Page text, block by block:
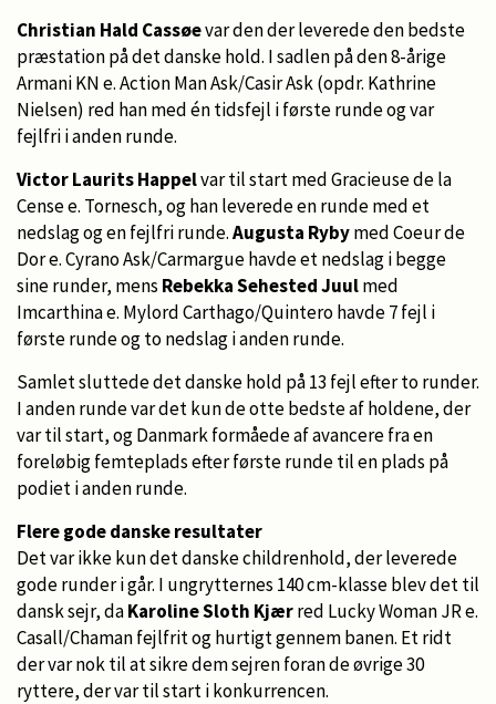
Christian Hald Cassøevar den der leverede den bedste
præstation på det danske hold. I sadlen på den 8-årige
Armani KN e. Action Man Ask/Casir Ask (opdr. Kathrine
Nielsen) red han med én tidsfejl i første runde og var
fejlfri i anden runde.
Victor Laurits Happelvar til start med Gracieuse de la
Cense e. Tornesch, og han leverede en runde med et
nedslag og en fejlfri runde.Augusta Rybymed Coeur de
Dor e. Cyrano Ask/Carmargue havde et nedslag i begge
sine runder, mens Rebekka Sehested Juulmed
Imcarthina e. Mylord Carthago/Quintero havde 7 fejl i
første runde og to nedslag i anden runde.
Samlet sluttede det danske hold på 13 fejl efter to runder.
I anden runde var det kun de otte bedste af holdene, der
var til start, og Danmark formåede af avancere fra en
foreløbig femteplads efter første runde til en plads på
podiet i anden runde.
Flere gode danske resultater
Det var ikke kun det danske childrenhold, der leverede
gode runder i går. I ungrytternes 140 cm-klasse blev det til
dansk sejr, daKaroline Sloth Kjærred Lucky Woman JR e.
Casall/Chaman fejlfrit og hurtigt gennem banen. Et ridt
der var nok til at sikre dem sejren foran de øvrige 30
ryttere, der var til start i konkurrencen.